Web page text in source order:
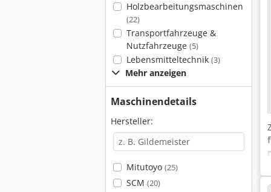
Holzbearbeitungsmaschinen
(22)
Transportfahrzeuge &
Nutzfahrzeuge (5)
Lebensmitteltechnik (3)
Mehr anzeigen
Maschinendetails
Hersteller:
Mitutoyo (25)
SCM (20)